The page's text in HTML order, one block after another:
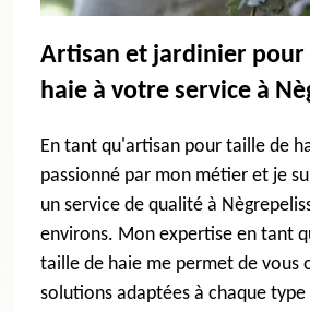
Artisan et jardinier pour
haie à votre service à
En tant qu'artisan pour taille de
passionné par mon métier et je
un service de qualité à
environs. Mon expertise en tant
taille de haie me permet de vous
solutions adaptées à chaque